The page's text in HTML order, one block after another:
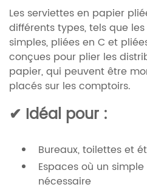
Les serviettes en papier
différents types, tels que
simples, pliées en C et
conçues pour plier les
papier, qui peuvent être
placés sur les comptoirs.
✔ Idéal pour :
Bureaux, toilettes et
Espaces où un
nécessaire